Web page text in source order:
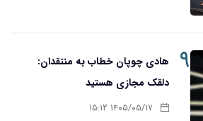
۹
هادی چوپان خطاب به منتقدان:
دلقک مجازی هستید
۱۴۰۵/۰۵/۱۷ ۱۵:۱۲